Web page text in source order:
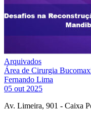
Arquivados
Área de Cirurgia
Fernando Lima
05 out 2025
Av. Limeira, 901 - Caixa